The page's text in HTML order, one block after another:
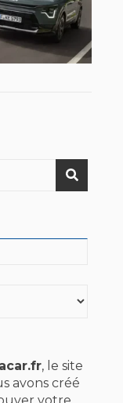
, le site
avons créé